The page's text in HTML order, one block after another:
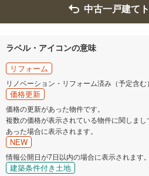
中古一戸建て
ラベル・アイコンの意味
リフォーム
リノベーション・リフォーム済み（予定含む
価格更新
価格の更新があった物件です。
複数の価格が表示されている物件に関しま
あった場合に表示されます。
NEW
情報公開日が7日以内の場合に表示されます。
建築条件付き土地